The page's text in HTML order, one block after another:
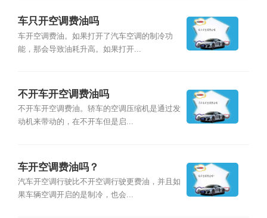
车只开空调费油吗
车开空调费油。如果打开了汽车空调的制冷功
能，那会导致油耗升高。如果打开...
不开车开空调费油吗
不开车开空调费油。轿车的空调压缩机是通过发
动机来带动的，在不开车但是启...
车开空调费油吗？
汽车开空调行驶比不开空调行驶更费油，并且如
果车辆空调开启的是制冷，也会...